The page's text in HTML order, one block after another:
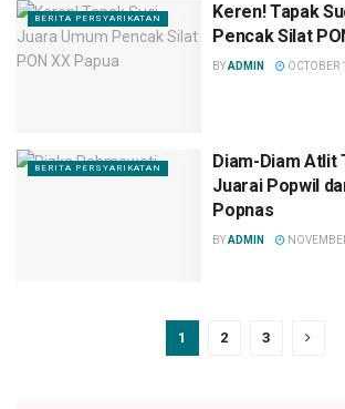
BERITA PERSYARIKATAN
Keren! Tapak
Pencak Silat
BYADMIN OCTOBER
BERITA PERSYARIKATAN
Diam-Diam Atlit
Juarai Popwil
Popnas
BYADMIN
1 2 3